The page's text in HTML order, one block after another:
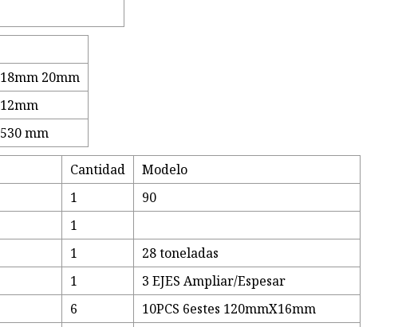
18mm 20mm
12mm
530 mm
Cantidad
Modelo
1
90
1
1
28 toneladas
1
3 EJES Ampliar/Espesar
6
10PCS 6estes 120mmX16mm